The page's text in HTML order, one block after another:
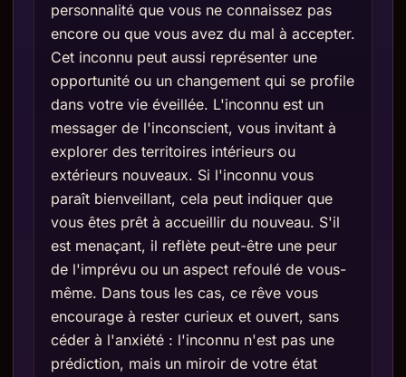
personnalité que vous ne connaissez pas
encore ou que vous avez du mal à accepter.
Cet inconnu peut aussi représenter une
opportunité ou un changement qui se profile
dans votre vie éveillée. L'inconnu est un
messager de l'inconscient, vous invitant à
explorer des territoires intérieurs ou
extérieurs nouveaux. Si l'inconnu vous
paraît bienveillant, cela peut indiquer que
vous êtes prêt à accueillir du nouveau. S'il
est menaçant, il reflète peut-être une peur
de l'imprévu ou un aspect refoulé de vous-
même. Dans tous les cas, ce rêve vous
encourage à rester curieux et ouvert, sans
céder à l'anxiété : l'inconnu n'est pas une
prédiction, mais un miroir de votre état